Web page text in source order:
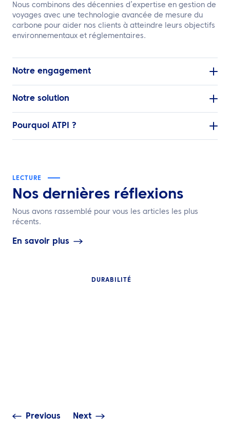
Nous combinons des décennies d’expertise en gestion de
voyages avec une technologie avancée de mesure du
carbone pour aider nos clients à atteindre leurs objectifs
environnementaux et réglementaires.
Notre engagement
Notre solution
Pourquoi ATPI ?
LECTURE
Nos dernières réflexions
Nous avons rassemblé pour vous les articles les plus
récents.
En savoir plus
DURABILITÉ
Previous Next